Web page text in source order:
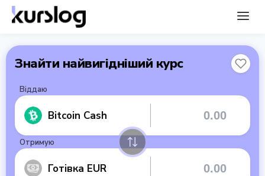
Знайти найвигідніший курс
Віддаю
Bitcoin Cash
Отримую
Готівка EUR